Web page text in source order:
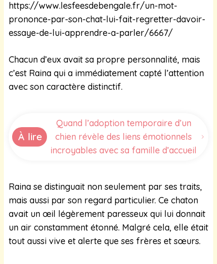
https://www.lesfeesdebengale.fr/un-mot-
prononce-par-son-chat-lui-fait-regretter-davoir-
essaye-de-lui-apprendre-a-parler/6667/
Chacun d’eux avait sa propre personnalité, mais
c’est Raina qui a immédiatement capté l’attention
avec son caractère distinctif.
À lire
Quand l’adoption temporaire d’un
chien révèle des liens émotionnels
incroyables avec sa famille d’accueil
Raina se distinguait non seulement par ses traits,
mais aussi par son regard particulier. Ce chaton
avait un œil légèrement paresseux qui lui donnait
un air constamment étonné. Malgré cela, elle était
tout aussi vive et alerte que ses frères et sœurs.